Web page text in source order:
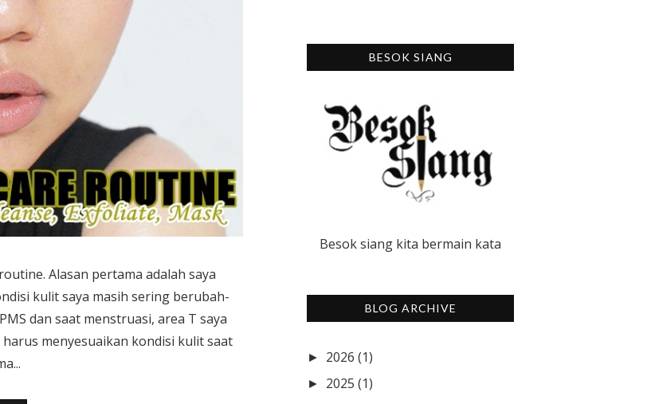
Alasan pertama adalah saya
kulit saya masih sering berubah-
dan saat menstruasi, area T saya
menyesuaikan kondisi kulit saat
BESOK SIANG
Besok siang kita bermain kata
BLOG ARCHIVE
► 2026 (1)
► 2025 (1)